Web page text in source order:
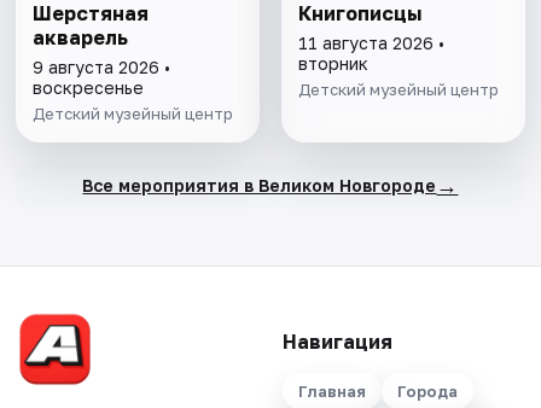
Шерстяная
акварель
9 августа 2026 •
воскресенье
Детский музейный центр
Книгописцы
11 августа 2026 •
вторник
Детский музейный центр
Все мероприятия в Великом Новгороде →
Навигация
Главная Города